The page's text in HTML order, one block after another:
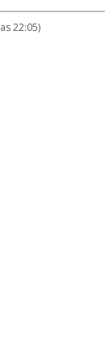
22:05)